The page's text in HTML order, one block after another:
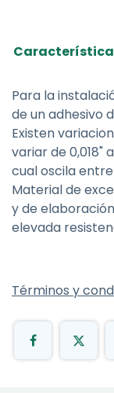
Para la
de un adhesivo
Existen
variar de 0,018"
cual oscila
Material de
y de
elevada
Términos y